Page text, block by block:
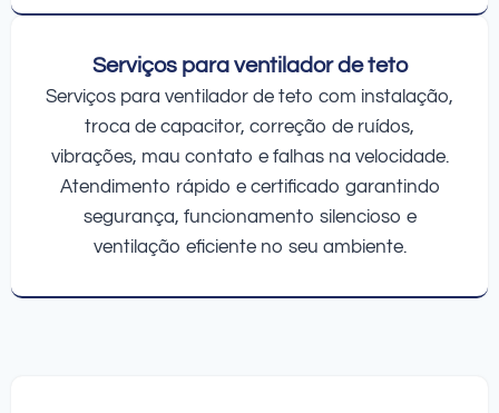
Serviços para ventilador de teto
Serviços para ventilador de teto com instalação,
troca de capacitor, correção de ruídos,
vibrações, mau contato e falhas na velocidade.
Atendimento rápido e certificado garantindo
segurança, funcionamento silencioso e
ventilação eficiente no seu ambiente.